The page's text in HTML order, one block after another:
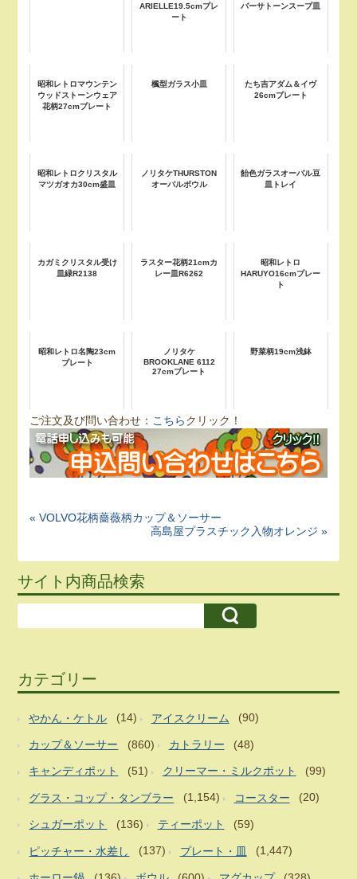
ARIELLE19.5cmプレ
ート
バーサトーンスープ皿
昭和レトロマウンテン
ウッドストーンウェア
花柄27cmプレート
楓型ガラス小皿
たち吉アダム＆イヴ
26cmプレート
昭和レトロクリスタル
マツガオカ30cm盛皿
ノリタケTHURSTON
オーバルボウル
飴色ガラスオーバル豆
皿トレイ
カガミクリスタル受け
皿緑R2138
ラスター花柄21cmカ
レー皿R6262
昭和レトロ
HARUYO16cmプレー
ト
昭和レトロ名陶23cm
プレート
ノリタケ
BROOKLANE 6112
27cmプレート
野菜柄19cm浅鉢
ご注文及び問い合わせ： こちらクリック！
« VOLVO花柄薔薇柄カップ＆ソーサー
高島屋プラスチック入物オレンジ »
サイト内商品検索
カテゴリー
やかん・ケトル (14) アイスクリーム (90)
カップ＆ソーサー (860) カトラリー (48)
キャンディポット (51) クリーマー・ミルクポット (99)
グラス・コップ・タンブラー (1,154) コースター (20)
シュガーポット (136) ティーポット (59)
ピッチャー・水差し (137) プレート・皿 (1,447)